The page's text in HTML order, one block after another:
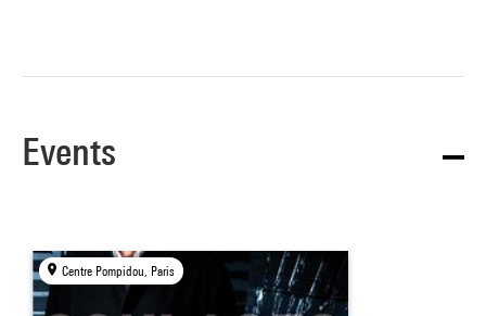
Events
Centre Pompidou, Paris